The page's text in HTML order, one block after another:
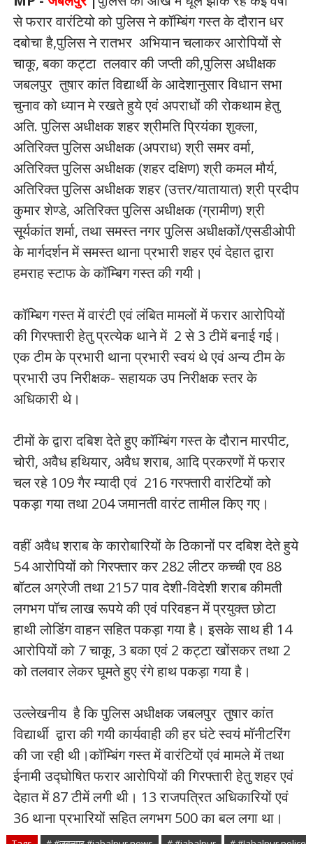
से फरार वारंटियो को पुलिस ने कॉम्बिंग गस्त के दौरान धर
दबोचा है,पुलिस ने रातभर अभियान चलाकर आरोपियों से
चाकू, बका कट्टा तलवार की जप्ती की,पुलिस अधीक्षक
जबलपुर तुषार कांत विद्यार्थी के आदेशानुसार विधान सभा
चुनाव को ध्यान मे रखते हुये एवं अपराधों की रोकथाम हेतु
अति. पुलिस अधीक्षक शहर श्रीमति प्रियंका शुक्ला,
अतिरिक्त पुलिस अधीक्षक (अपराध) श्री समर वर्मा,
अतिरिक्त पुलिस अधीक्षक (शहर दक्षिण) श्री कमल मौर्य,
अतिरिक्त पुलिस अधीक्षक शहर (उत्तर/यातायात) श्री प्रदीप
कुमार शेण्डे, अतिरिक्त पुलिस अधीक्षक (ग्रामीण) श्री
सूर्यकांत शर्मा, तथा समस्त नगर पुलिस अधीक्षकों/एसडीओपी
के मार्गदर्शन में समस्त थाना प्रभारी शहर एवं देहात द्वारा
हमराह स्टाफ के कॉम्बिग गस्त की गयी।
कॉम्बिग गस्त में वारंटी एवं लंबित मामलों में फरार आरोपियों
की गिरफ्तारी हेतु प्रत्येक थाने में 2 से 3 टीमें बनाई गई।
एक टीम के प्रभारी थाना प्रभारी स्वयं थे एवं अन्य टीम के
प्रभारी उप निरीक्षक- सहायक उप निरीक्षक स्तर के
अधिकारी थे।
टीमों के द्वारा दबिश देते हुए कॉम्बिंग गस्त के दौरान मारपीट,
चोरी, अवैध हथियार, अवैध शराब, आदि प्रकरणों में फरार
चल रहे 109 गैर म्यादी एवं 216 गरफ्तारी वारंटियों को
पकड़ा गया तथा 204 जमानती वारंट तामील किए गए।
वहीं अवैध शराब के कारोबारियों के ठिकानों पर दबिश देते हुये
54 आरोपियों को गिरफ्तार कर 282 लीटर कच्ची एव 88
बॉटल अग्रेजी तथा 2157 पाव देशी-विदेशी शराब कीमती
लगभग पॉच लाख रूपये की एवं परिवहन में प्रयुक्त छोटा
हाथी लोडिंग वाहन सहित पकड़ा गया है। इसके साथ ही 14
आरोपियों को 7 चाकू, 3 बका एवं 2 कट्टा खोंसकर तथा 2
को तलवार लेकर घूमते हुए रंगे हाथ पकड़ा गया है।
उल्लेखनीय है कि पुलिस अधीक्षक जबलपुर तुषार कांत
विद्यार्थी द्वारा की गयी कार्यवाही की हर घंटे स्वयं मॉनीटरिंग
की जा रही थी।कॉम्बिंग गस्त में वारंटियों एवं मामले में तथा
ईनामी उद्घोषित फरार आरोपियों की गिरफ्तारी हेतु शहर एवं
देहात में 87 टीमें लगी थी। 13 राजपत्रित अधिकारियों एवं
36 थाना प्रभारियों सहित लगभग 500 का बल लगा था।